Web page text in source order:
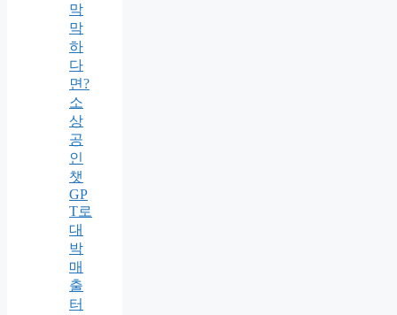
막
막
하
다
면?
소
상
공
인
챗
GP
T로
대
박
매
출
터